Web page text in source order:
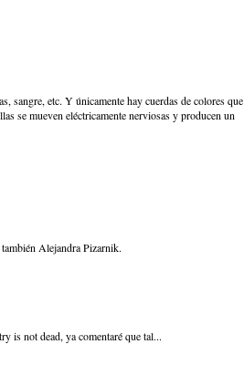
sangre, etc. Y únicamente hay cuerdas de colores que
se mueven eléctricamente nerviosas y producen un
Alejandra Pizarnik.
is not dead, ya comentaré que tal...